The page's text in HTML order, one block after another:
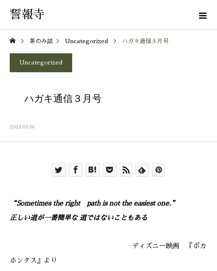
誓報寺
茶のみ話 Uncategorized ハガキ通信３月号
Uncategorized
ハガキ通信３月号
2023.03.06
“Sometimes the right path is not the easiest one.”
正しい道が一番簡単な 道ではないこともある
ディズニー映画 『ポカ
ホンタス』より